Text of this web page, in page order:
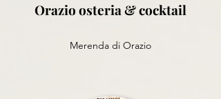
Orazio osteria & cocktail
Merenda di Orazio